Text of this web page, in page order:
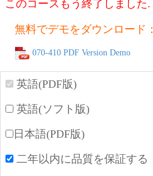
このコースもう終了しました.
無料でデモをダウンロード：
070-410 PDF Version Demo
英語(PDF版)
英語(ソフト版)
日本語(PDF版)
二年以内に品質を保証する